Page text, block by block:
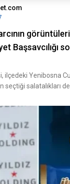
Başsavcılığı
ilçedeki Yenibosna
salatalıkları